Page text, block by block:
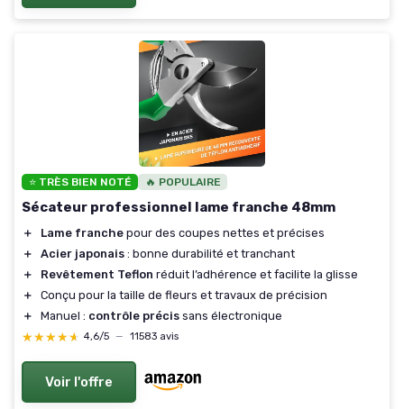
⭐ TRÈS BIEN NOTÉ 🔥 POPULAIRE
Sécateur professionnel lame franche 48mm
＋ Lame franche pour des coupes nettes et précises
＋
Acier japonais : bonne durabilité et tranchant
＋
Revêtement Teflon réduit l’adhérence et facilite la glisse
＋
Conçu pour la taille de fleurs et travaux de précision
＋
Manuel : contrôle précis sans électronique
★★★★★
★★★★★ 4,6/5 — 11583 avis
Voir l'offre